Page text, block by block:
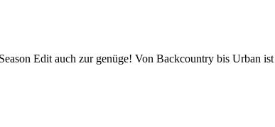
Edit auch zur genüge! Von Backcountry bis Urban